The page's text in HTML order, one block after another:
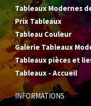
Tableaux Modernes
Prix Tableaux
Tableau Couleur
Galerie Tableaux
Tableaux pièces et
Tableaux - Accueil
INFORMATIONS